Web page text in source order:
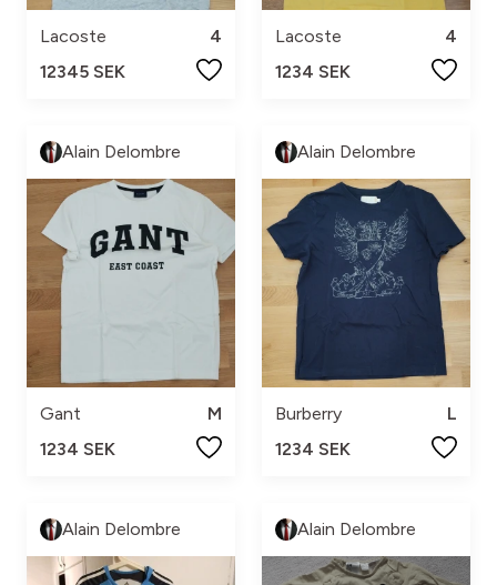
Lacoste
4
12345 SEK
Lacoste
4
1234 SEK
Alain Delombre
Gant
M
1234 SEK
Alain Delombre
Burberry
L
1234 SEK
Alain Delombre Alain Delombre